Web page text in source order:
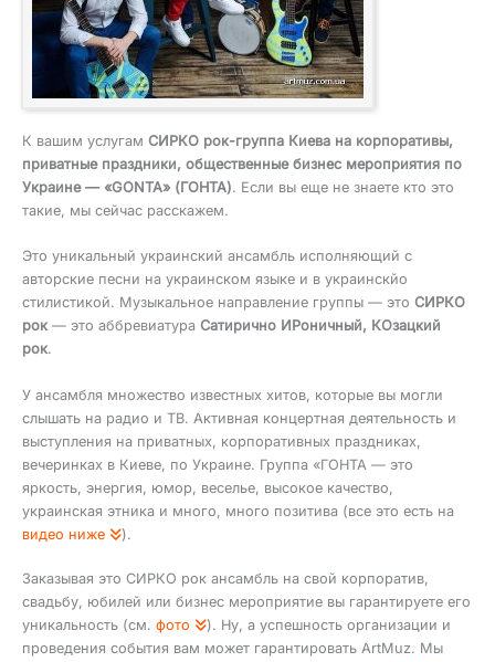
К вашим услугам СИРКО рок-группа Киева на корпоративы,
приватные праздники, общественные бизнес мероприятия по
Украине — «GONTA» (ГОНТА). Если вы еще не знаете кто это
такие, мы сейчас расскажем.
Это уникальный украинский ансамбль исполняющий с
авторские песни на украинском языке и в украинскйо
стилистикой. Музыкальное направление группы — это СИРКО
рок— это аббревиатура Сатирично ИРоничный, КОзацкий
рок.
У ансамбля множество известных хитов, которые вы могли
слышать на радио и ТВ. Активная концертная деятельность и
выступления на приватных, корпоративных праздниках,
вечеринках в Киеве, по Украине. Группа «ГОНТА — это
яркость, энергия, юмор, веселье, высокое качество,
украинская этника и много, много позитива (все это есть на
видео ниже
).
Заказывая это СИРКО рок ансамбль на свой корпоратив,
свадьбу, юбилей или бизнес мероприятие вы гарантируете его
уникальность (см. фото
). Ну, а успешность организации и
проведения события вам может гарантировать ArtMuz. Мы